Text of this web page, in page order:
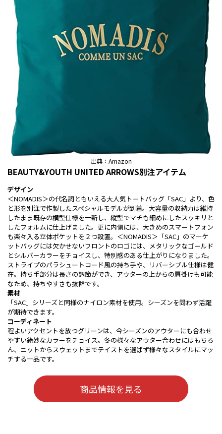
出典：Amazon
BEAUTY&YOUTH UNITED ARROWS別注アイテム
デザイン
＜NOMADIS＞の代名詞ともいえる大人気トートバッグ「SAC」より、色
と形を別注で作製したスペシャルモデルが到着。大容量の収納力は維持
したまま既存の横型仕様を一新し、縦型でマチも細めにしたスッキリと
したフォルムに仕上げました。更に内側には、大きめのスマートフォン
も楽々入る立体ポケットを２つ設置。＜NOMADIS＞「SAC」のマーケ
ットバッグには欠かせないフロントのロゴには、メタリックなゴールド
とシルバーカラーをチョイスし、特別感のある仕上がりになりました。
ストライプのパラシュートコード風の持ち手や、リバーシブル仕様は健
在。持ち手部分は長さの調節ができ、アウターの上からの肩掛けも可能
なため、持ちやすさも抜群です。
素材
「SAC」シリーズと同様のナイロン素材を使用。シーズンを問わず活躍
が期待できます。
コーディネート
程よいアクセントを放つグリーンは、今シーズンのアウターにも合わせ
やすい絶妙なカラーをチョイス。冬の様々なアウター合わせにはもちろ
ん、ニットからスウェットまでテイストを選ばず様々なスタイルにマッ
チする一品です。
商品情報を見る